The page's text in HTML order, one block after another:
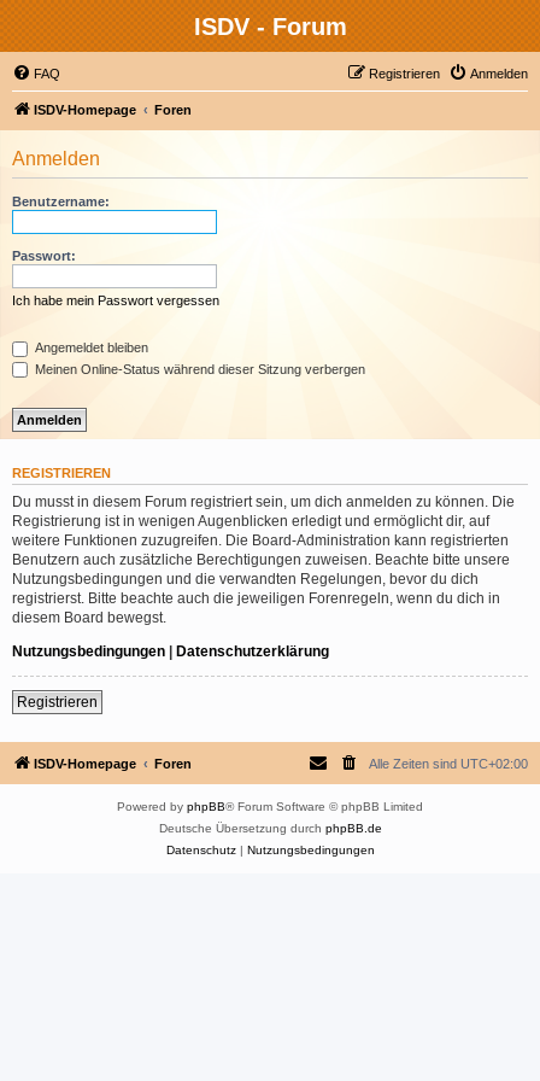
ISDV - Forum
FAQ Anmelden
Registrieren
ISDV-Homepage Foren
Anmelden
Benutzername:
Passwort:
Ich habe mein Passwort vergessen
Angemeldet bleiben
Meinen Online-Status während dieser Sitzung verbergen
REGISTRIEREN
Du musst in diesem Forum registriert sein, um dich anmelden zu können. Die
Registrierung ist in wenigen Augenblicken erledigt und ermöglicht dir, auf
weitere Funktionen zuzugreifen. Die Board-Administration kann registrierten
Benutzern auch zusätzliche Berechtigungen zuweisen. Beachte bitte unsere
Nutzungsbedingungen und die verwandten Regelungen, bevor du dich
registrierst. Bitte beachte auch die jeweiligen Forenregeln, wenn du dich in
diesem Board bewegst.
Nutzungsbedingungen | Datenschutzerklärung
Registrieren
ISDV-Homepage Foren Alle Zeiten sind UTC+02:00
Powered by phpBB® Forum Software © phpBB Limited
Deutsche Übersetzung durch phpBB.de
Datenschutz| Nutzungsbedingungen